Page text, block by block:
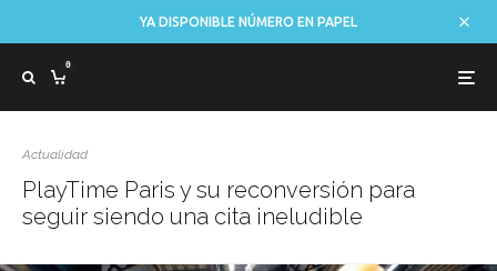
YA DISPONIBLE NÚMERO EN PAPEL
0
Actualidad
PlayTime Paris y su reconversión para
seguir siendo una cita ineludible